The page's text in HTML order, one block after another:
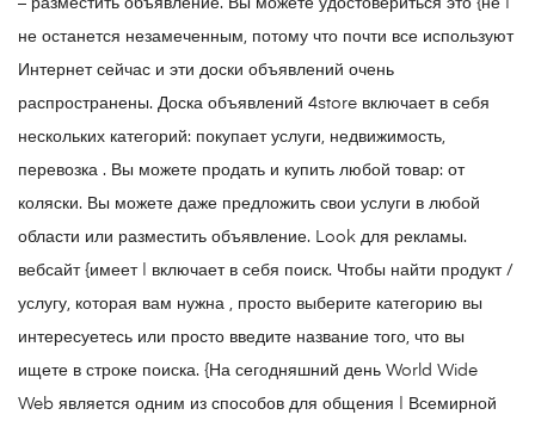
– разместить объявление. Вы можете удостовериться это {не |
не останется незамеченным, потому что почти все используют
Интернет сейчас и эти доски объявлений очень
распространены. Доска объявлений 4store включает в себя
нескольких категорий: покупает услуги, недвижимость,
перевозка . Вы можете продать и купить любой товар: от
коляски. Вы можете даже предложить свои услуги в любой
области ​​или разместить объявление. Look для рекламы.
вебсайт {имеет | включает в себя поиск. Чтобы найти продукт /
услугу, которая вам нужна , просто выберите категорию вы
интересуетесь или просто введите название того, что вы
ищете в строке поиска. {На сегодняшний день World Wide
Web является одним из способов для общения | Всемирной